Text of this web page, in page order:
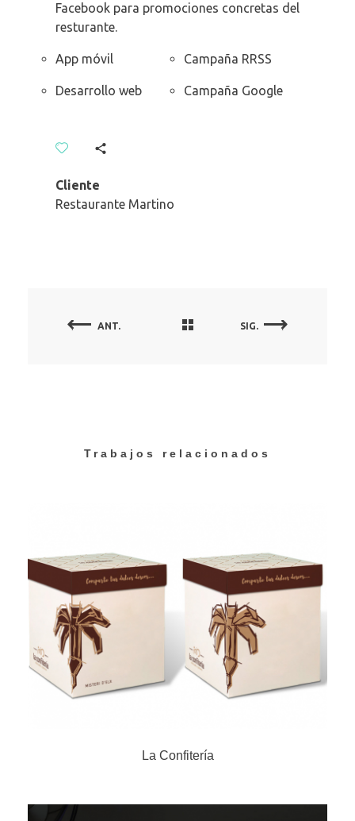
Facebook para promociones concretas del
resturante.
App móvil
Desarrollo web
Campaña RRSS
Campaña Google
Cliente
Restaurante Martino
ANT. SIG.
Trabajos relacionados
La Confitería